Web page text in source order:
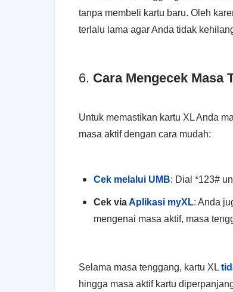
tanpa membeli kartu baru. Oleh
terlalu lama agar Anda tidak
6. Cara Mengecek Masa
Untuk memastikan kartu XL Anda
masa aktif dengan cara mudah:
Cek melalui UMB: Dial *123#
Cek viaAplikasi myXL: Anda
mengenai masa aktif, masa
Selama masa tenggang, kartu XL
hingga masa aktif kartu